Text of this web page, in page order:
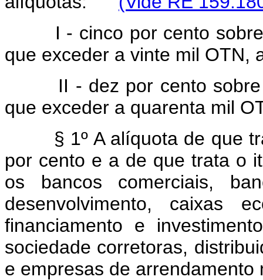
I - cinco por cento sobre
que exceder a vinte mil OTN,
II - dez por cento sobre a
que exceder a quarenta mil
§ 1º A alíquota de que
por cento e a de que trata o
os bancos comerciais,
desenvolvimento, caixas
financiamento e
sociedade corretoras,
e empresas de arrendamento